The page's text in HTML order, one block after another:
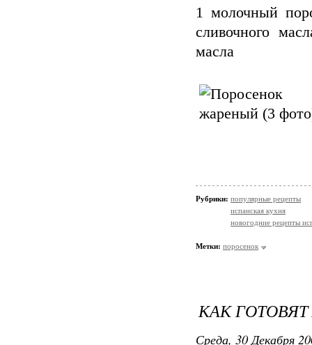
1 молочный
сливочного
масла
Рубрики: популярные рецепты
испанская кухня
новогодние рецепты
Метки: поросенок
КАК
Среда, 30 Декабря